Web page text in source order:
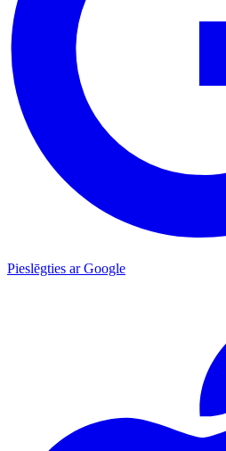
Pieslēgties ar Google